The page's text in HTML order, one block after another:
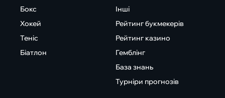
Бокс
Хокей
Теніс
Біатлон
Інші
Рейтинг букмекерів
Рейтинг казино
Гемблінг
База знань
Турніри прогнозів